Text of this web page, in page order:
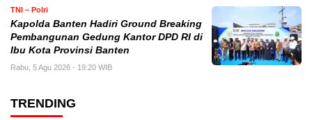
TNI – Polri
Kapolda Banten Hadiri Ground Breaking
Pembangunan Gedung Kantor DPD RI di
Ibu Kota Provinsi Banten
Rabu, 5 Agu 2026 - 19:20 WIB
TRENDING